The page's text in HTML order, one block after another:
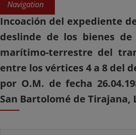
Navigation
Incoación del expediente
deslinde de los bienes
marítimo-terrestre del
entre los vértices 4 a 8 del
por O.M. de fecha
San Bartolomé de Tirajana,